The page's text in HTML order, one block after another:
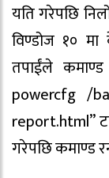
यति गरेपछि
विण्डोज १० मा
तपाईंले कमाण्ड
powercfg /
report.html”
गरेपछि कमाण्ड